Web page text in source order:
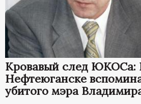
р
т
а
л
Кровавый след ЮКОСа:
Нефтеюганске
убитого мэра